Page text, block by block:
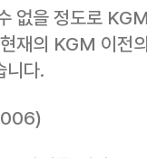
없을 정도로
재의 KGM 이전
니다.